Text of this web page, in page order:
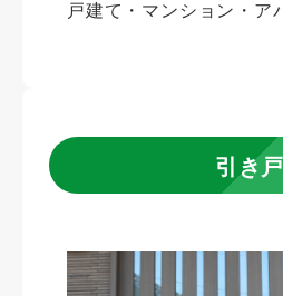
戸建て・マンション・ア
引き戸